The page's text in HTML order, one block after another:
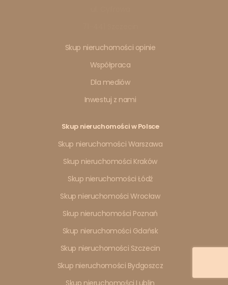
Skup nieruchomości opinie
Współpraca
Dla mediów
Inwestuj z nami
Skup nieruchomości w Polsce
Skup nieruchomości Warszawa
Skup nieruchomości Kraków
Skup nieruchomości Łódź
Skup nieruchomości Wrocław
Skup nieruchomości Poznań
Skup nieruchomości Gdańsk
Skup nieruchomości Szczecin
Skup nieruchomości Bydgoszcz